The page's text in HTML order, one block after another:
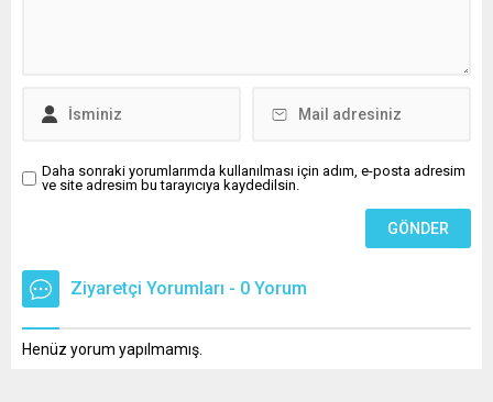
Daha sonraki yorumlarımda kullanılması için adım, e-posta adresim
ve site adresim bu tarayıcıya kaydedilsin.
Ziyaretçi Yorumları - 0 Yorum
Henüz yorum yapılmamış.